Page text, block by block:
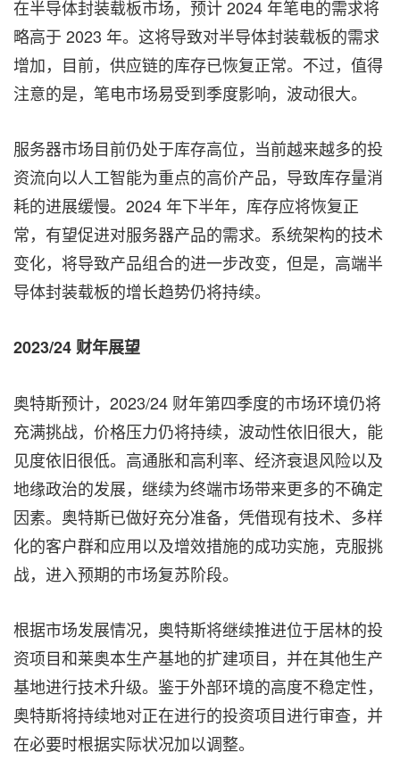
在半导体封装载板市场，预计 2024 年笔电的需求将
略高于 2023 年。这将导致对半导体封装载板的需求
增加，目前，供应链的库存已恢复正常。不过，值得
注意的是，笔电市场易受到季度影响，波动很大。
服务器市场目前仍处于库存高位，当前越来越多的投
资流向以人工智能为重点的高价产品，导致库存量消
耗的进展缓慢。2024 年下半年，库存应将恢复正
常，有望促进对服务器产品的需求。系统架构的技术
变化，将导致产品组合的进一步改变，但是，高端半
导体封装载板的增长趋势仍将持续。
2023/24财年展望
奥特斯预计，2023/24 财年第四季度的市场环境仍将
充满挑战，价格压力仍将持续，波动性依旧很大，能
见度依旧很低。高通胀和高利率、经济衰退风险以及
地缘政治的发展，继续为终端市场带来更多的不确定
因素。奥特斯已做好充分准备，凭借现有技术、多样
化的客户群和应用以及增效措施的成功实施，克服挑
战，进入预期的市场复苏阶段。
根据市场发展情况，奥特斯将继续推进位于居林的投
资项目和莱奥本生产基地的扩建项目，并在其他生产
基地进行技术升级。鉴于外部环境的高度不稳定性，
奥特斯将持续地对正在进行的投资项目进行审查，并
在必要时根据实际状况加以调整。